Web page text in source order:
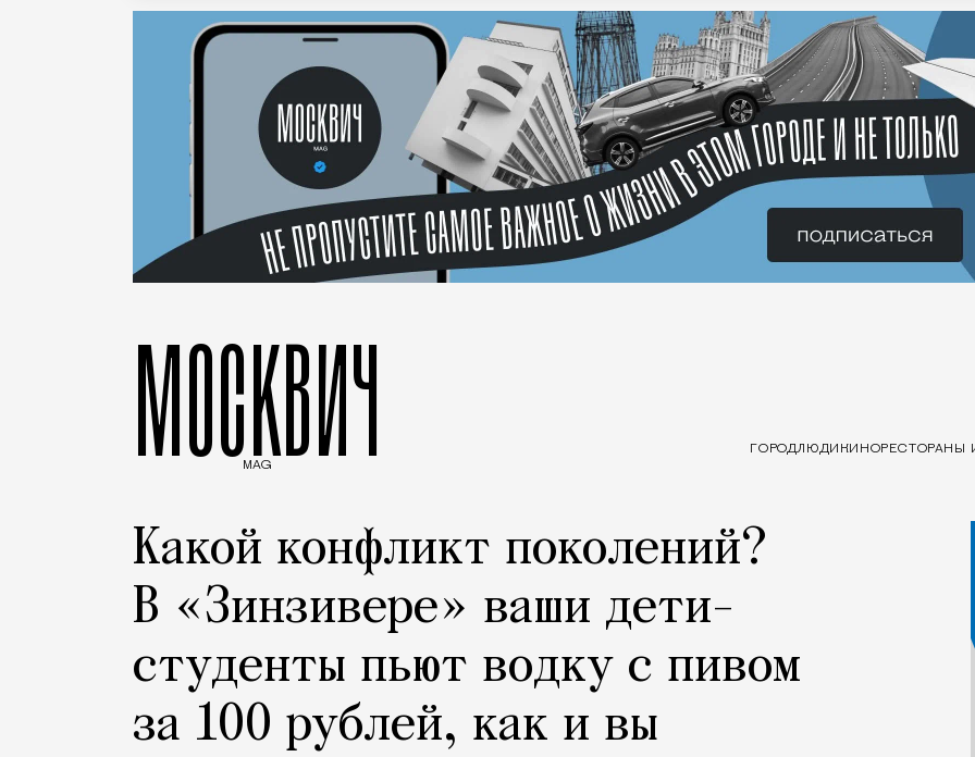
МОСКВИЧ
MAG
ГОРОДЛЮДИ КИНОРЕСТОРАНЫ
Какой конфликт поколений?
В «Зинзивере» ваши дети-
студенты пьют водку с пивом
за 100 рублей, как и вы